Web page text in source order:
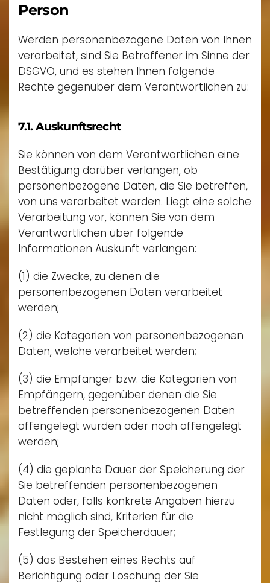
Person
Werden personenbezogene Daten von Ihnen
verarbeitet, sind Sie Betroffener im Sinne der
DSGVO, und es stehen Ihnen folgende
Rechte gegenüber dem Verantwortlichen zu:
7.1. Auskunftsrecht
Sie können von dem Verantwortlichen eine
Bestätigung darüber verlangen, ob
personenbezogene Daten, die Sie betreffen,
von uns verarbeitet werden. Liegt eine solche
Verarbeitung vor, können Sie von dem
Verantwortlichen über folgende
Informationen Auskunft verlangen:
(1) die Zwecke, zu denen die
personenbezogenen Daten verarbeitet
werden;
(2) die Kategorien von personenbezogenen
Daten, welche verarbeitet werden;
(3) die Empfänger bzw. die Kategorien von
Empfängern, gegenüber denen die Sie
betreffenden personenbezogenen Daten
offengelegt wurden oder noch offengelegt
werden;
(4) die geplante Dauer der Speicherung der
Sie betreffenden personenbezogenen
Daten oder, falls konkrete Angaben hierzu
nicht möglich sind, Kriterien für die
Festlegung der Speicherdauer;
(5) das Bestehen eines Rechts auf
Berichtigung oder Löschung der Sie